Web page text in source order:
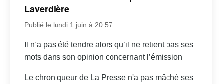
Laverdière
Publié le lundi 1 juin à 20:57
Il n’a pas été tendre alors qu’il ne retient pas ses
mots dans son opinion concernant l’émission
Le chroniqueur de La Presse n'a pas mâché ses